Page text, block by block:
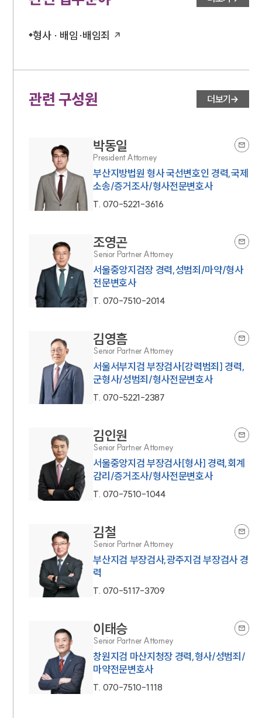
형사 · 배임·배임죄
관련 구성원 더보기
박동일
President Attorney
부산지방법원 형사 국선변호인 경력,국제
소송/증거조사/형사전문변호사
T. 070-5221-3616
조영곤
Senior Partner Attorney
서울중앙지검장 경력,성범죄/마약/형사
전문변호사
T. 070-7510-2014
김영흠
Senior Partner Attorney
서울서부지검 부장검사[강력범죄] 경력,
군형사/성범죄/형사전문변호사
T. 070-5221-2387
김인원
Senior Partner Attorney
서울중앙지검 부장검사[형사] 경력,회계
감리/증거조사/형사전문변호사
T. 070-7510-1044
김철
Senior Partner Attorney
부산지검 부장검사,광주지검 부장검사 경
력
T. 070-5117-3709
이태승
Senior Partner Attorney
창원지검 마산지청장 경력,형사/성범죄/
마약전문변호사
T. 070-7510-1118